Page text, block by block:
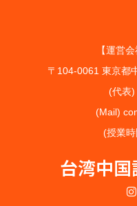
【運営
〒104-0061 東京都
(代表
(Mail)
(授業
台湾中